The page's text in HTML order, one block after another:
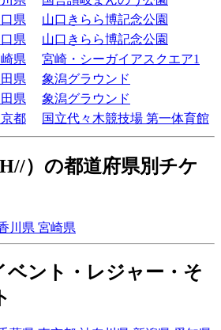
県
山口きらら博記念公園
県
山口きらら博記念公園
県
宮崎・シーガイアスクエア1
県
象潟グラウンド
県
象潟グラウンド
都 国立代々木競技場 第一体育館
）の都道府県別チケ
川県 宮崎県
ベント・レジャー・そ